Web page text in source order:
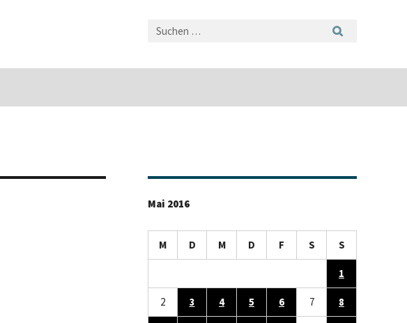
Mai 2016
M D M D F S S
1
2 3 4 5 6 7 8